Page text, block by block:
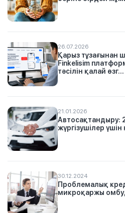
26.07.2026
Қарыз тұзағынан
Finkelisim
тәсілін қалай өзг...
21.01.2026
Автосақтандыру:
жүргізушілер үшін
30.12.2024
Проблемалық
микроқаржы